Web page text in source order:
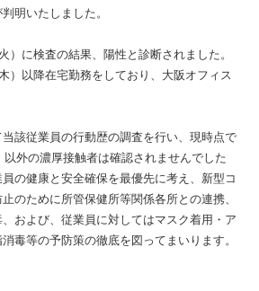
明いたしました。
）に検査の結果、陽性と診断されました。
）以降在宅勤務をしており、大阪オフィス
該従業員の行動歴の調査を行い、現時点で
外の濃厚接触者は確認されませんでした
の健康と安全確保を最優先に考え、新型コ
のために所管保健所等関係各所との連携、
および、従業員に対してはマスク着用・ア
毒等の予防策の徹底を図ってまいります。